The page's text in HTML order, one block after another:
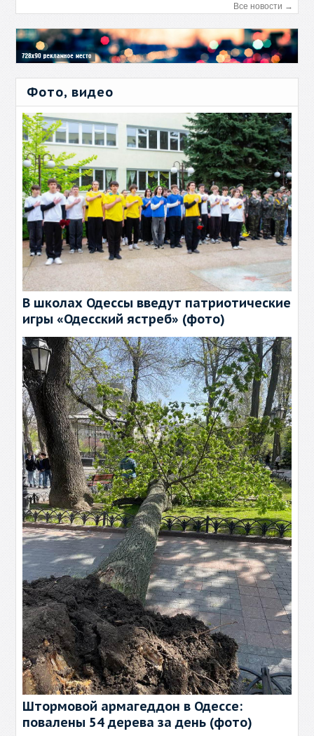
Все новости →
Фото, видео
В школах Одессы введут патриотические
игры «Одесский ястреб» (фото)
Штормовой армагеддон в Одессе:
повалены 54 дерева за день (фото)